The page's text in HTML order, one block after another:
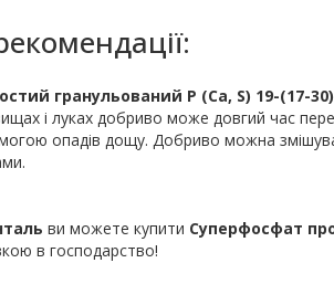
гранульований P (Ca, S) 19-(17-30)
і луках добриво може довгий час
опадів дощу. Добриво можна
ви можете купити Суперфосфат
в господарство!